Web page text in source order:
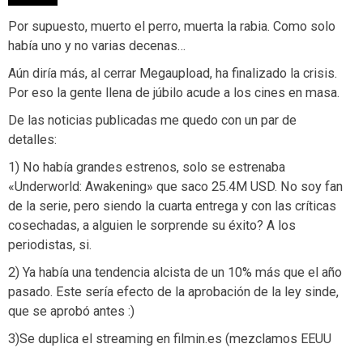
Por supuesto, muerto el perro, muerta la rabia. Como solo
había uno y no varias decenas…
Aún diría más, al cerrar Megaupload, ha finalizado la crisis.
Por eso la gente llena de júbilo acude a los cines en masa.
De las noticias publicadas me quedo con un par de
detalles:
1) No había grandes estrenos, solo se estrenaba
«Underworld: Awakening» que saco 25.4M USD. No soy fan
de la serie, pero siendo la cuarta entrega y con las críticas
cosechadas, a alguien le sorprende su éxito? A los
periodistas, si.
2) Ya había una tendencia alcista de un 10% más que el año
pasado. Este sería efecto de la aprobación de la ley sinde,
que se aprobó antes :)
3)Se duplica el streaming en filmin.es (mezclamos EEUU